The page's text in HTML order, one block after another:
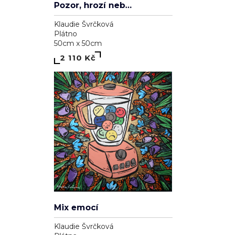
Pozor, hrozí nebezpečí zamilování se
Klaudie Švrčková
Plátno
50cm x 50cm
2 110 Kč
Mix emocí
Klaudie Švrčková